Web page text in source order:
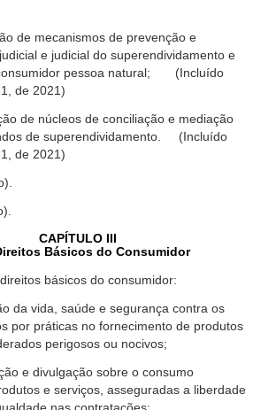
de mecanismos de prevenção e
e judicial do superendividamento e
pessoa natural; (Incluído
de 2021)
de núcleos de conciliação e mediação
de superendividamento. (Incluído
de 2021)
CAPÍTULO III
Básicos do Consumidor
básicos do consumidor:
da vida, saúde e segurança contra os
por práticas no fornecimento de produtos
perigosos ou nocivos;
e divulgação sobre o consumo
e serviços, asseguradas a liberdade